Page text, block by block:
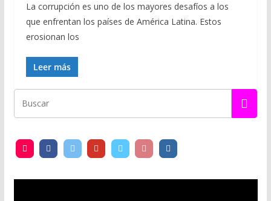
La corrupción es uno de los mayores desafíos a los
que enfrentan los países de América Latina. Estos
erosionan los
Leer más